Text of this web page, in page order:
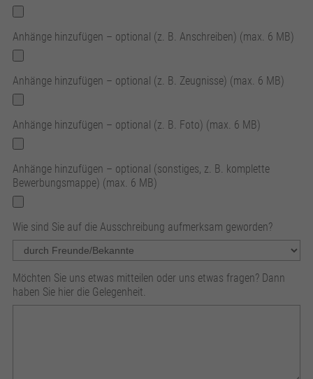
Anhänge hinzufügen – optional (z. B. Anschreiben) (max. 6 MB)
Anhänge hinzufügen – optional (z. B. Zeugnisse) (max. 6 MB)
Anhänge hinzufügen – optional (z. B. Foto) (max. 6 MB)
Anhänge hinzufügen – optional (sonstiges, z. B. komplette
Bewerbungsmappe) (max. 6 MB)
Wie sind Sie auf die Ausschreibung aufmerksam geworden?
Möchten Sie uns etwas mitteilen oder uns etwas fragen? Dann
haben Sie hier die Gelegenheit.